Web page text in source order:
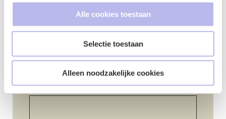
Alle cookies toestaan
Selectie toestaan
Alleen noodzakelijke cookies
Naam*